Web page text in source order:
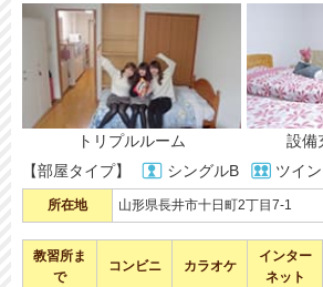
トリプルルーム
設備
【部屋タイプ】
シングルB ツイ
所在地 山形県長井市十日町2丁目7-1
教習所ま
で
コンビニ カラオケ
インター
ネット